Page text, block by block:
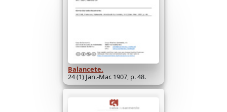
Balancete.
24 (1) Jan.-Mar. 1907, p. 48.